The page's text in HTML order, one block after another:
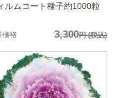
ルムコート種子約1000粒
価格 3,300円(税込)